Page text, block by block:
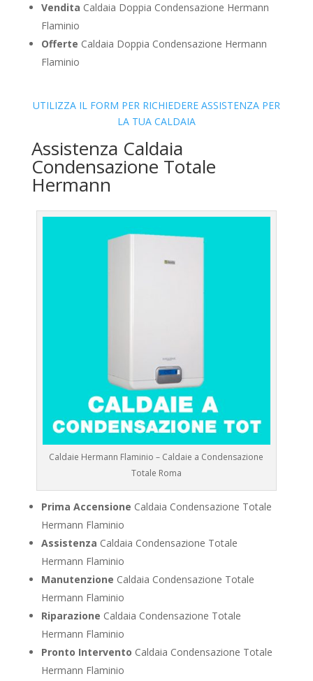
Vendita Caldaia Doppia Condensazione Hermann
Flaminio
Offerte Caldaia Doppia Condensazione Hermann
Flaminio
UTILIZZA IL FORM PER RICHIEDERE ASSISTENZA PER
LA TUA CALDAIA
Assistenza Caldaia
Condensazione Totale
Hermann
Caldaie Hermann Flaminio – Caldaie a Condensazione
Totale Roma
Prima Accensione Caldaia Condensazione Totale
Hermann Flaminio
Assistenza Caldaia Condensazione Totale
Hermann Flaminio
Manutenzione Caldaia Condensazione Totale
Hermann Flaminio
Riparazione Caldaia Condensazione Totale
Hermann Flaminio
Pronto Intervento Caldaia Condensazione Totale
Hermann Flaminio